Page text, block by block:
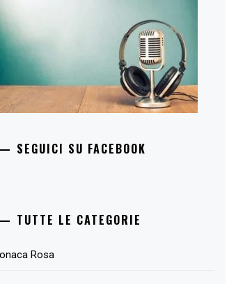
SEGUICI SU FACEBOOK
TUTTE LE CATEGORIE
Rosa